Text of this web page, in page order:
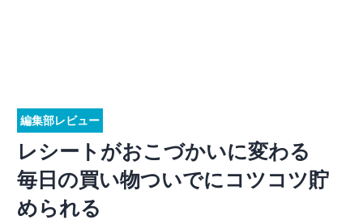
編集部レビュー
レシートがおこづかいに変わる
毎日の買い物ついでにコツコツ貯
められる